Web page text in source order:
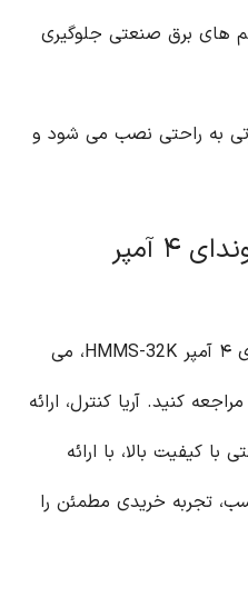
های برق صنعتی جلوگیری
به راحتی نصب می شود و
خرید کلید حرارتی هیوندای ۴ آمپر
برای خرید کلید حرارتی هیوندای ۴ آمپر HMMS-32K، می
کنید. آریا کنترل، ارائه
کیفیت بالا، با ارائه
تجربه خریدی مطمئن را